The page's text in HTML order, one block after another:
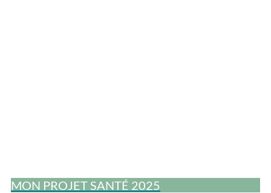
MON PROJET SANTÉ 2025